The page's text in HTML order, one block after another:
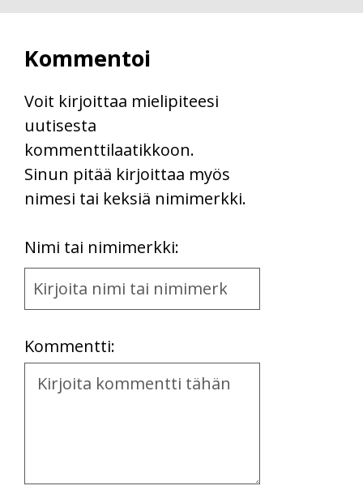
Kommentoi
Voit kirjoittaa mielipiteesi
uutisesta
kommenttilaatikkoon.
Sinun pitää kirjoittaa myös
nimesi tai keksiä nimimerkki.
Nimi tai nimimerkki:
Name
and
Kommentti:
Kommentti